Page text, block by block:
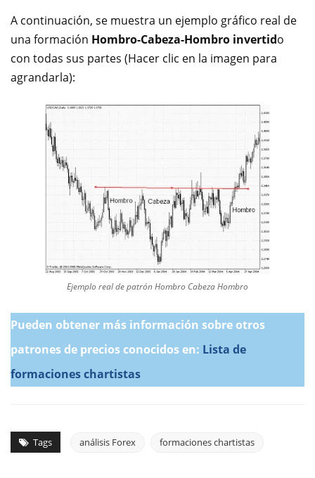
A continuación, se muestra un ejemplo gráfico real de
una formación Hombro-Cabeza-Hombro invertido
con todas sus partes (Hacer clic en la imagen para
agrandarla):
Ejemplo real de patrón Hombro Cabeza Hombro
Pueden obtener más información sobre otros
patrones de precios conocidos en: Lista de
formaciones chartistas
Tags análisis Forex formaciones chartistas